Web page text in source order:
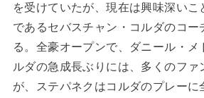
を受けていたが、現在は興味深いこ
であるセバスチャン・コルダのコー
る。全豪オープンで、ダニール・メ
ルダの急成長ぶりには、多くのファ
が、ステパネクはコルダのプレーに